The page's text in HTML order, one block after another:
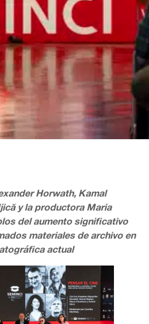
Horwath, Kamal
y la productora Maria
del aumento significativo
materiales de archivo en
actual